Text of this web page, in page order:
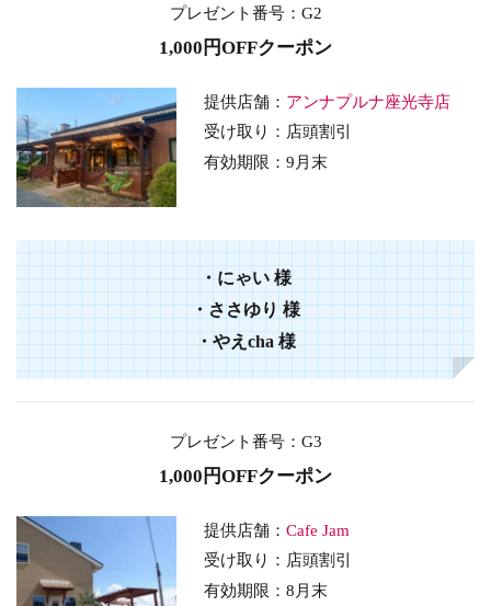
プレゼント番号：G2
1,000円OFFクーポン
提供店舗： アンナプルナ座光寺店
受け取り：店頭割引
有効期限：9 月末
・にゃい様
・ささゆり様
・やえcha様
プレゼント番号：G3
1,000円OFFクーポン
提供店舗：Cafe Jam
受け取り：店頭割引
有効期限：8月末